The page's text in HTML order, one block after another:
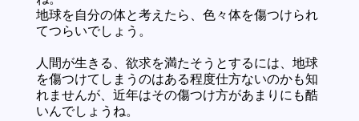
地球を自分の体と考えたら、色々体を傷つけられ
てつらいでしょう。
人間が生きる、欲求を満たそうとするには、地球
を傷つけてしまうのはある程度仕方ないのかも知
れませんが、近年はその傷つけ方があまりにも酷
いんでしょうね。